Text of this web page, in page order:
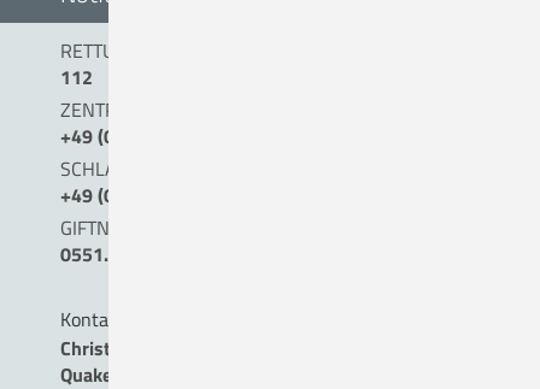
RETTUNGSDIENST/NOTARZT
112
ZENTRALE NOTAUFNAHME (0 BIS 24 UHR)
+49 (0) 54 31 . 15 - 0
SCHLAGANFALLTELEFON
+49 (0) 5431. 15 45 15
GIFTNOTRUF
0551.19240
Kontakt
Christliches Krankenhaus
Quakenbrück gemeinnützige GmbH